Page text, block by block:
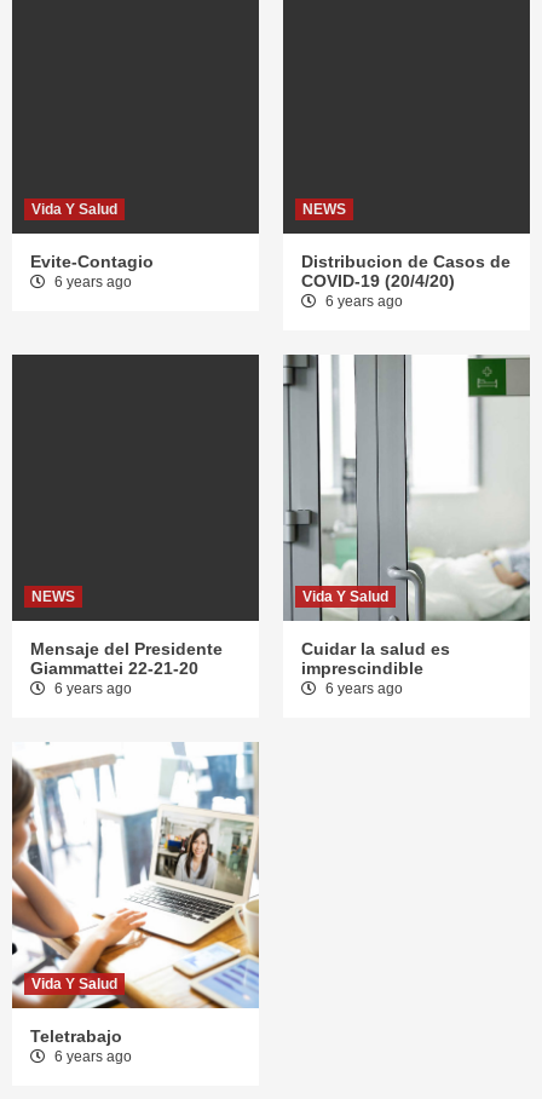
Vida Y Salud
Evite-Contagio
6 years ago
NEWS
Distribucion de Casos de
COVID-19 (20/4/20)
6 years ago
NEWS
Mensaje del Presidente
Giammattei 22-21-20
6 years ago
Vida Y Salud
Cuidar la salud es
imprescindible
6 years ago
Vida Y Salud
Teletrabajo
6 years ago